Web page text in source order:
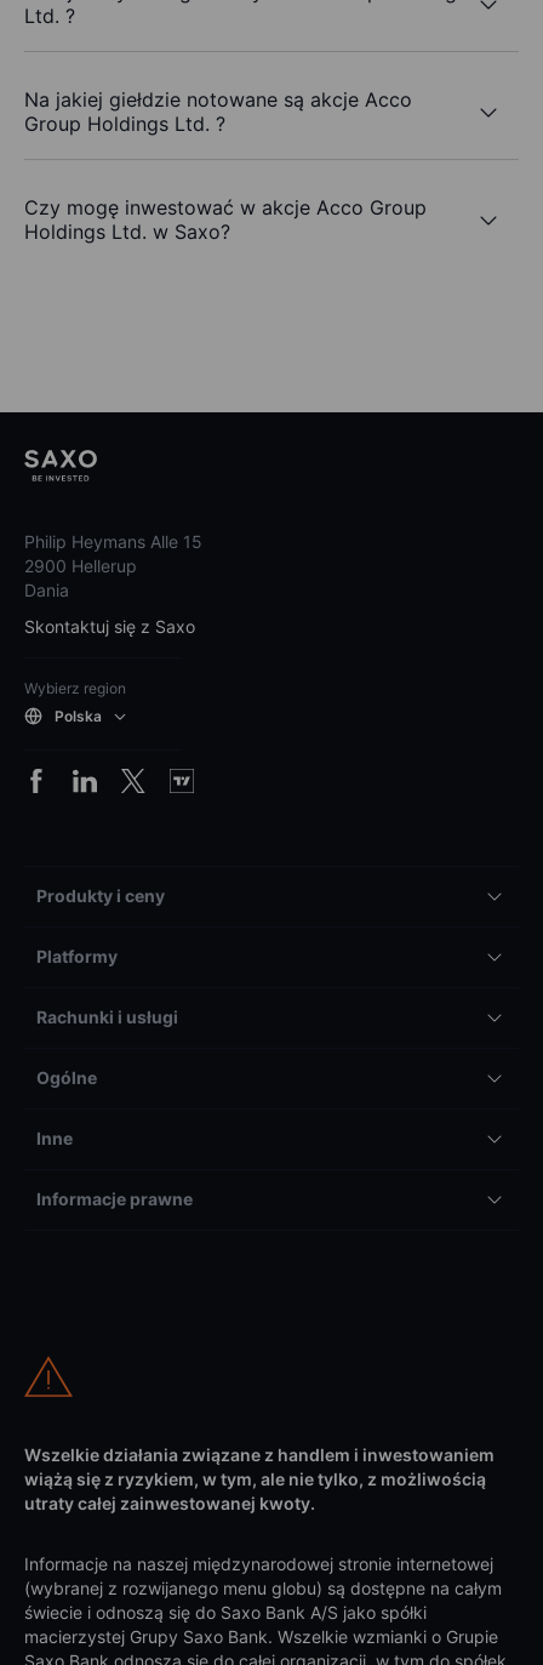
Ltd. ?
Na jakiej giełdzie notowane są akcje Acco
Group Holdings Ltd. ?
Czy mogę inwestować w akcje Acco Group
Holdings Ltd. w Saxo?
Philip Heymans Alle 15
2900 Hellerup
Dania
Skontaktuj się z Saxo
Wybierz region
Polska
Produkty i ceny
Platformy
Rachunki i usługi
Ogólne
Inne
Informacje prawne
Wszelkie działania związane z handlem i inwestowaniem
wiążą się z ryzykiem, w tym, ale nie tylko, z możliwością
utraty całej zainwestowanej kwoty.
Informacje na naszej międzynarodowej stronie internetowej
(wybranej z rozwijanego menu globu) są dostępne na całym
świecie i odnoszą się do Saxo Bank A/S jako spółki
macierzystej Grupy Saxo Bank. Wszelkie wzmianki o Grupie